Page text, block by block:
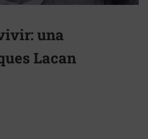
una
Lacan